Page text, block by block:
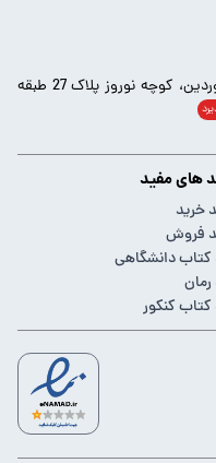
آدرس: تهران، میدان انقلاب، خیابان 12 فروردین، کوچه نوروز پلاک 27 طبقه
های مفید
خرید
فروش
کتاب دانشگاهی
کنکور